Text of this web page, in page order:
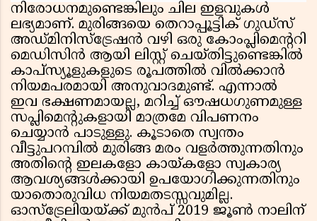
നിരോധനമുണ്ടെങ്കിലും ചില ഇളവുകൾ
ലഭ്യമാണ്. മുരിങ്ങയെ തെറാപ്പൂട്ടിക് ഗുഡ്സ്
അഡ്മിനിസ്ട്രേഷൻ വഴി ഒരു കോംപ്ലിമെൻ്ററി
മെഡിസിൻ ആയി ലിസ്റ്റ് ചെയ്തിട്ടുണ്ടെങ്കിൽ
കാപ്സ്യൂളുകളുടെ രൂപത്തിൽ വിൽക്കാൻ
നിയമപരമായി അനുവാദമുണ്ട്. എന്നാൽ
ഇവ ഭക്ഷണമായല്ല, മറിച്ച് ഔഷധഗുണമുള്ള
സപ്ലിമെൻ്റുകളായി മാത്രമേ വിപണനം
ചെയ്യാൻ പാടുള്ളു. കൂടാതെ സ്വന്തം
വീട്ടുപറമ്പിൽ മുരിങ്ങ മരം വളർത്തുന്നതിനും
അതിൻ്റെ ഇലകളോ കായ്കളോ സ്വകാര്യ
ആവശ്യങ്ങൾക്കായി ഉപയോഗിക്കുന്നതിനും
യാതൊരുവിധ നിയമതടസ്സവുമില്ല.
ഓസ്ട്രേലിയയ്ക്ക് മുൻപ് 2019 ജൂൺ നാലിന്